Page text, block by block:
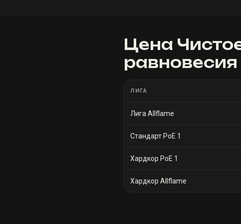
Цена
равновесия
ЛИГА
Лига Allflame
Стандарт PoE 1
Хардкор PoE 1
Хардкор Allflame